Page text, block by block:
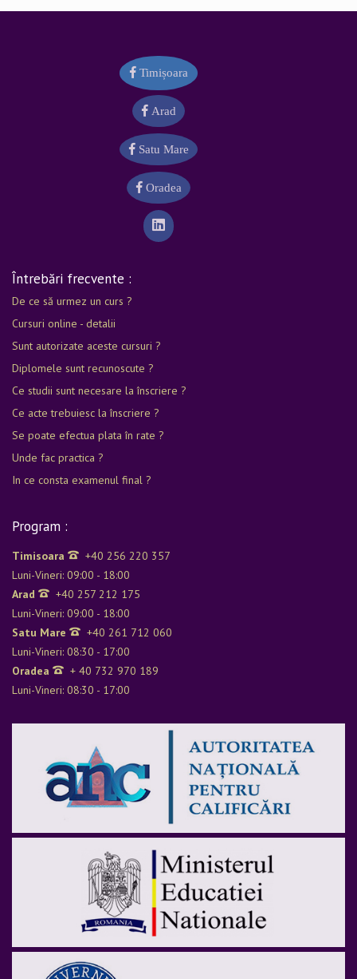
Timișoara
Arad
Satu Mare
Oradea
Întrebări frecvente :
De ce să urmez un curs ?
Cursuri online - detalii
Sunt autorizate aceste cursuri ?
Diplomele sunt recunoscute ?
Ce studii sunt necesare la înscriere ?
Ce acte trebuiesc la înscriere ?
Se poate efectua plata în rate ?
Unde fac practica ?
In ce consta examenul final ?
Program :
Timisoara
+40 256 220 357
Luni-Vineri: 09:00 - 18:00
Arad
+40 257 212 175
Luni-Vineri: 09:00 - 18:00
Satu Mare
+40 261 712 060
Luni-Vineri: 08:30 - 17:00
Oradea
+ 40 732 970 189
Luni-Vineri: 08:30 - 17:00